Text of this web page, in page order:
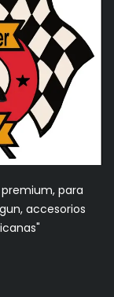
para
accesorios